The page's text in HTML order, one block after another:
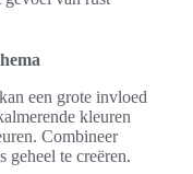
een grote invloed
kleuren
Combineer
geheel te creëren.